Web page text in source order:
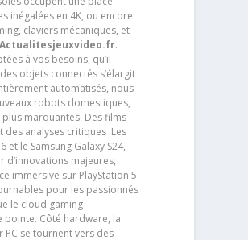
inégalées en 4K, ou encore
claviers mécaniques, et
Actualitesjeuxvideo.fr.
à vos besoins, qu’il
objets connectés s’élargit
automatisés, nous
robots domestiques,
marquantes. Des films
analyses critiques .Les
le Samsung Galaxy S24,
d’innovations majeures,
immersive sur PlayStation 5
pour les passionnés
le cloud gaming
pointe. Côté hardware, la
se tournent vers des